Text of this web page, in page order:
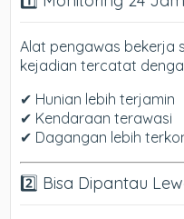
Alat pengawas bekerja
kejadian tercatat
✔ Hunian lebih terjamin
✔ Kendaraan terawasi
✔ Dagangan lebih
2️⃣ Bisa Dipantau